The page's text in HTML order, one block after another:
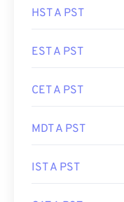
HST A PST
EST A PST
CET A PST
MDT A PST
IST A PST